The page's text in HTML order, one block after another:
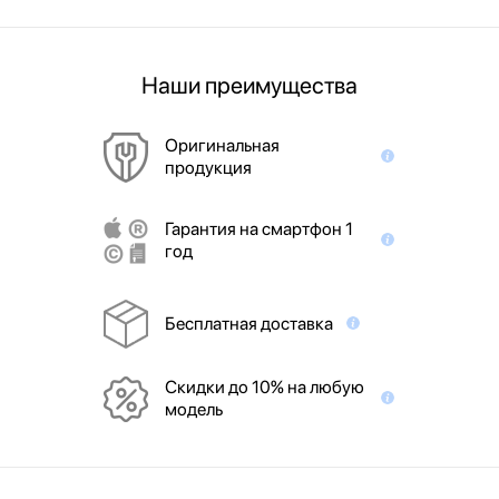
Наши преимущества
Оригинальная
продукция
Гарантия на смартфон 1
год
Бесплатная доставка
Скидки до 10% на любую
модель